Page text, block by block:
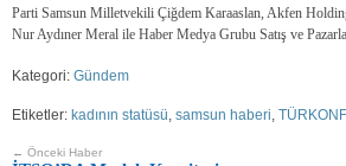
Parti Samsun Milletvekili Çiğdem Karaaslan, Akfen
Nur Aydıner Meral ile Haber Medya Grubu Satış ve
Kategori: Gündem
Etiketler: kadının statüsü, samsun haberi,
← Önceki Haber